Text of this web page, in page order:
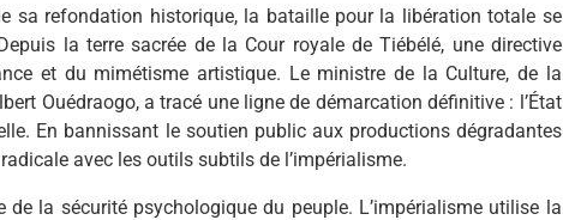
sa refondation historique, la bataille pour la libération totale se
la terre sacrée de la Cour royale de Tiébélé, une directive
et du mimétisme artistique. Le ministre de la Culture, de la
Ouédraogo, a tracé une ligne de démarcation définitive : l’État
En bannissant le soutien public aux productions dégradantes
avec les outils subtils de l’impérialisme.
de la sécurité psychologique du peuple. L’impérialisme utilise la